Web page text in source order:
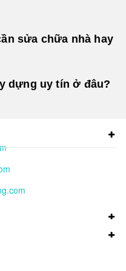
sửa chữa nhà hay
dựng uy tín ở đâu?